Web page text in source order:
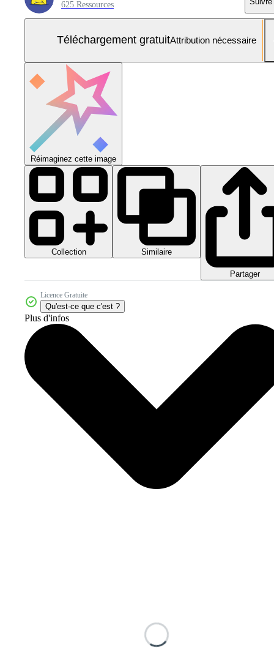
625 Ressources
Téléchargement gratuitAttribution nécessaire
Réimaginez cette image
Collection Similaire
Partager
Licence Gratuite
Qu'est-ce que c'est ?
Plus d'infos